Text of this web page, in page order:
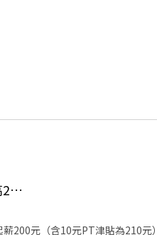
👍 早午晚班 起薪210元(含10津貼)牛舌佑介聯合招募，最高280元
200元（含10元PT津貼為210元